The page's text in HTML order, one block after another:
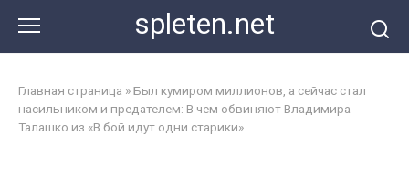
контенту
spleten.net
Главная страница »Был кумиром миллионов, а сейчас стал
насильником и предателем: В чем обвиняют Владимира
Талашко из «В бой идут одни старики»